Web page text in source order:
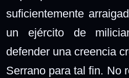
suficientemente
un ejército de
defender una creencia
Serrano para tal fin. No